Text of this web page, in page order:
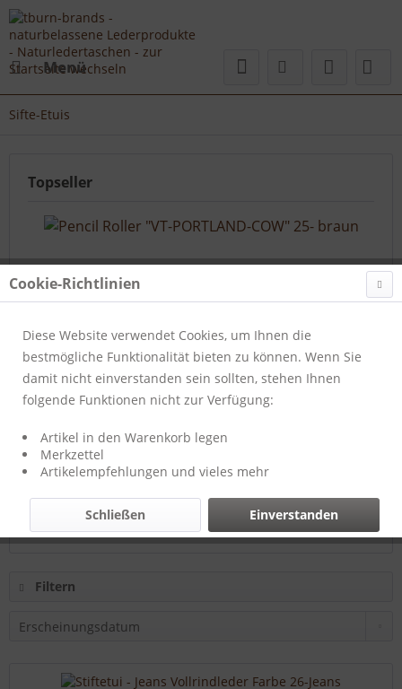
Menü
Sifte-Etuis
Topseller
Pencil Roller "VT-PORTLAND-COW" 25- braun
Artikelnummer:412-25
Filtern
Cookie-Richtlinien
Diese Website verwendet Cookies, um Ihnen die
bestmögliche Funktionalität bieten zu können. Wenn Sie
damit nicht einverstanden sein sollten, stehen Ihnen
folgende Funktionen nicht zur Verfügung:
Artikel in den Warenkorb legen
Merkzettel
Artikelempfehlungen und vieles mehr
Einverstanden
Schließen